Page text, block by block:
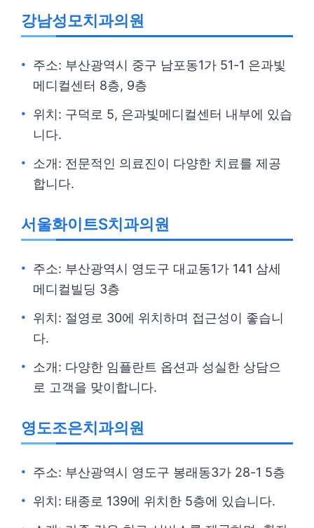
강남성모치과의원
주소: 부산광역시 중구 남포동1가 51-1 은과빛
메디컬센터 8층, 9층
위치: 구덕로 5, 은과빛메디컬센터 내부에 있습
니다.
소개: 전문적인 의료진이 다양한 치료를 제공
합니다.
서울화이트S치과의원
주소: 부산광역시 영도구 대교동1가 141 삼세
메디컬빌딩 3층
위치: 절영로 30에 위치하며 접근성이 좋습니
다.
소개: 다양한 임플란트 옵션과 성실한 상담으
로 고객을 맞이합니다.
영도조은치과의원
주소: 부산광역시 영도구 봉래동3가 28-1 5층
위치: 태종로 139에 위치한 5층에 있습니다.